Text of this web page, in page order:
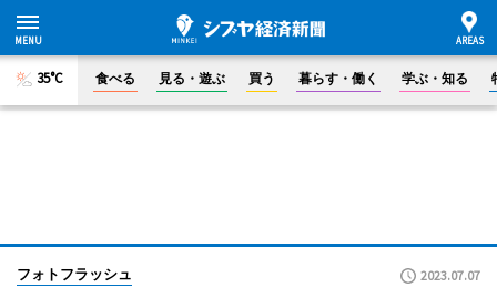
35°C 食べる 見る・遊ぶ 買う 暮らす・働く 学ぶ・知る
フォトフラッシュ 2023.07.07